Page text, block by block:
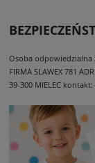
Osoba odpowiedzialna
FIRMA SLAWEX 781
39-300 MIELEC kontakt: